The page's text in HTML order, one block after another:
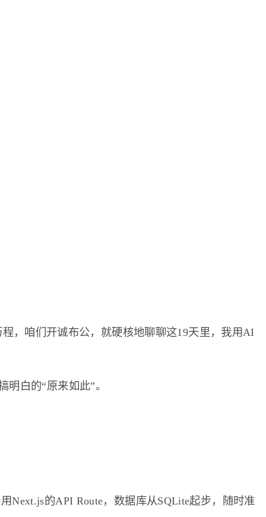
，咱们开诚布公，就硬核地聊聊这19天里，我用AI
白的“原来如此”。
Next.js的API Route，数据库从SQLite起步，随时准